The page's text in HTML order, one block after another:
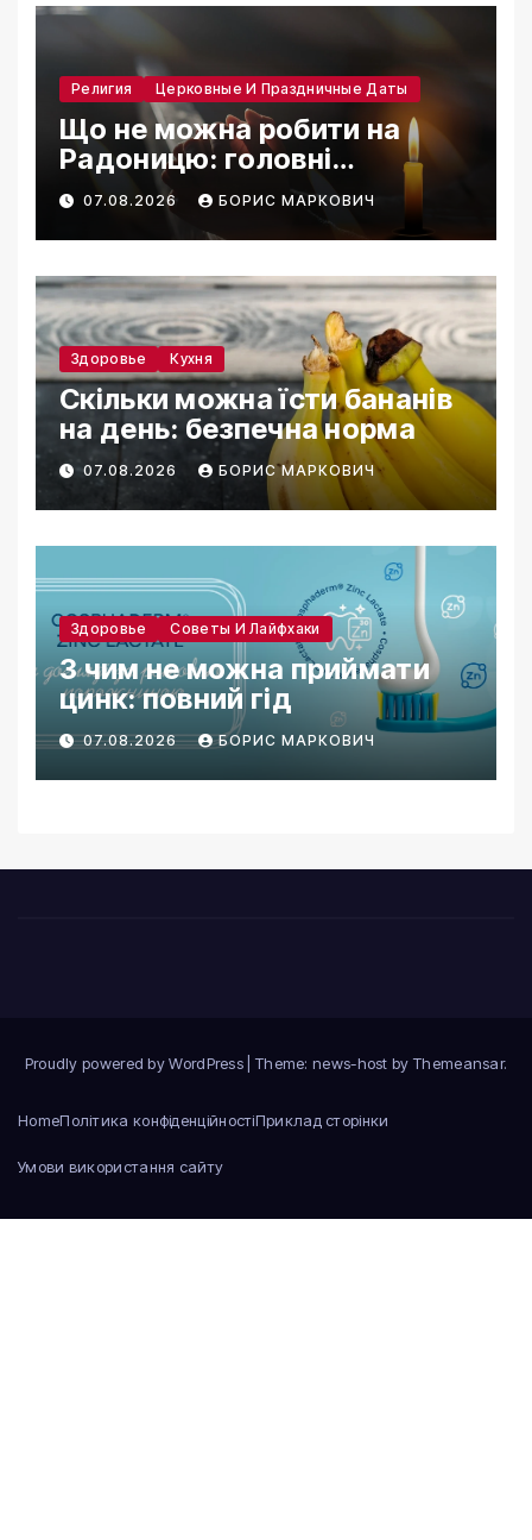
Религия Церковные И Праздничные Даты
Що не можна робити на
Радоницю: головні
заборони дня
07.08.2026 БОРИС МАРКОВИЧ
Здоровье Кухня
Скільки можна їсти бананів
на день: безпечна норма
07.08.2026 БОРИС МАРКОВИЧ
Здоровье Советы И Лайфхаки
З чим не можна приймати
цинк: повний гід
07.08.2026 БОРИС МАРКОВИЧ
Proudly powered by WordPress Theme: news-host by Themeansar.
HomeПолітика конфіденційностіПриклад сторінки
Умови використання сайту